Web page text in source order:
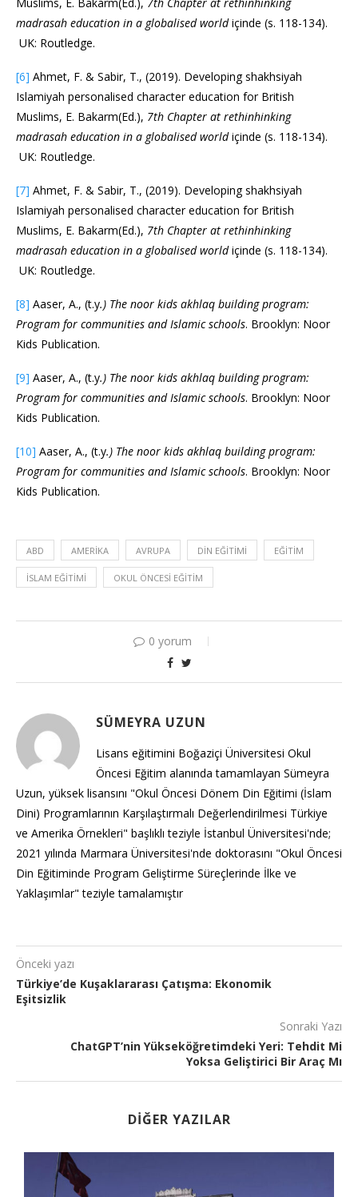
madrasah education in a globalised worldiçinde (s. 118-134).
UK: Routledge.
[6] Ahmet, F. & Sabir, T., (2019). Developing shakhsiyah
Islamiyah personalised character education for British
Muslims, E. Bakarm(Ed.), 7th Chapter at rethinhinking
madrasah education in a globalised worldiçinde (s. 118-134).
UK: Routledge.
[7] Ahmet, F. & Sabir, T., (2019). Developing shakhsiyah
Islamiyah personalised character education for British
Muslims, E. Bakarm(Ed.), 7th Chapter at rethinhinking
madrasah education in a globalised worldiçinde (s. 118-134).
UK: Routledge.
[8] Aaser, A., (t.y.) The noor kids akhlaq building program:
Program for communities and Islamic schools. Brooklyn: Noor
Kids Publication.
[9] Aaser, A., (t.y.) The noor kids akhlaq building program:
Program for communities and Islamic schools. Brooklyn: Noor
Kids Publication.
[10] Aaser, A., (t.y.) The noor kids akhlaq building program:
Program for communities and Islamic schools. Brooklyn: Noor
Kids Publication.
ABD AMERIKA AVRUPA DIN EĞITIMI EĞITIM
İSLAM EĞITIMI OKUL ÖNCESI EĞITIM
0 yorum
SÜMEYRA UZUN
Lisans eğitimini Boğaziçi Üniversitesi Okul
Öncesi Eğitim alanında tamamlayan Sümeyra
Uzun, yüksek lisansını "Okul Öncesi Dönem Din Eğitimi (İslam
Dini) Programlarının Karşılaştırmalı Değerlendirilmesi Türkiye
ve Amerika Örnekleri" başlıklı teziyle İstanbul Üniversitesi'nde;
2021 yılında Marmara Üniversitesi'nde doktorasını "Okul Öncesi
Din Eğitiminde Program Geliştirme Süreçlerinde İlke ve
Yaklaşımlar" teziyle tamalamıştır
Önceki yazı
Türkiye’de Kuşaklararası Çatışma: Ekonomik
Eşitsizlik
Sonraki Yazı
ChatGPT’nin Yükseköğretimdeki Yeri: Tehdit Mi
Yoksa Geliştirici Bir Araç Mı
DIĞER YAZILAR